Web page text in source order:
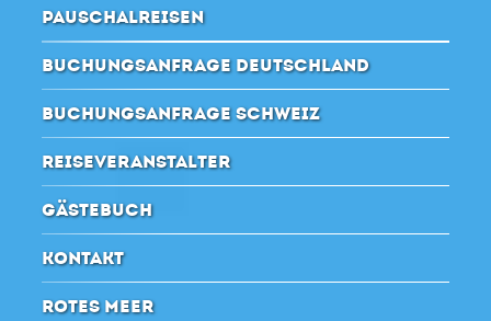
PAUSCHALREISEN
BUCHUNGSANFRAGE DEUTSCHLAND
BUCHUNGSANFRAGE SCHWEIZ
REISEVERANSTALTER
GÄSTEBUCH
KONTAKT
ROTES MEER